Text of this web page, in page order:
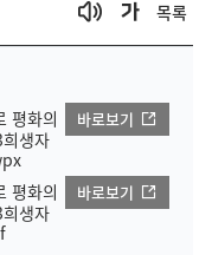
목록
평화의
생자
바로보기
평화의
생자
바로보기